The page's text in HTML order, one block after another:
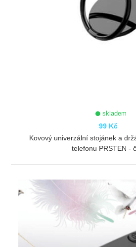
skladem
99 Kč
Kovový univerzální stojánek a
telefonu PRSTEN -